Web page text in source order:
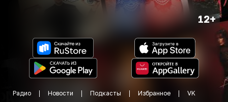
12+
Радио Новости Подкасты Избранное VK